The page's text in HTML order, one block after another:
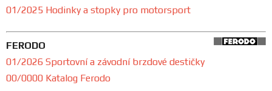
01/2025 Hodinky a stopky pro motorsport
FERODO
01/2026 Sportovní a závodní brzdové destičky
00/0000 Katalog Ferodo